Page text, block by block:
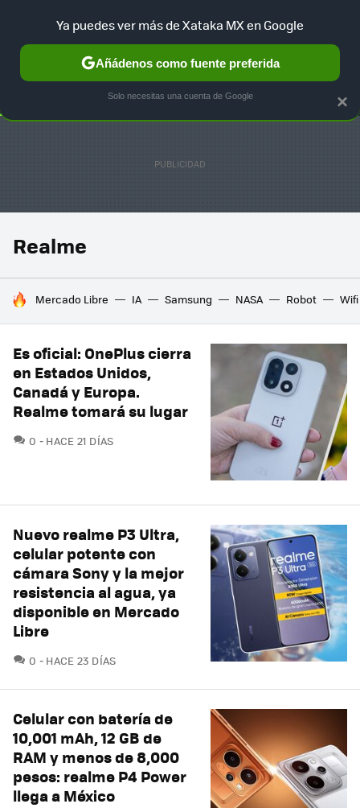
SELECCIÓN GAMING HOME AUTO TERRITORIO
Realme
HOY SE HABLA DE
Mercado Libre IA Samsung NASA Robot Wifi
Es oficial: OnePlus cierra
en Estados Unidos,
Canadá y Europa.
Realme tomará su lugar
0 COMENTARIOS
HACE 21 DÍAS
Nuevo realme P3 Ultra,
celular potente con
cámara Sony y la mejor
resistencia al agua, ya
disponible en Mercado
Libre
0 COMENTARIOS
HACE 23 DÍAS
Celular con batería de
10,001 mAh, 12 GB de
RAM y menos de 8,000
pesos: realme P4 Power
llega a México
×
Ya puedes ver más de Xataka MX en Google
Añádenos como fuente preferida
Solo necesitas una cuenta de Google